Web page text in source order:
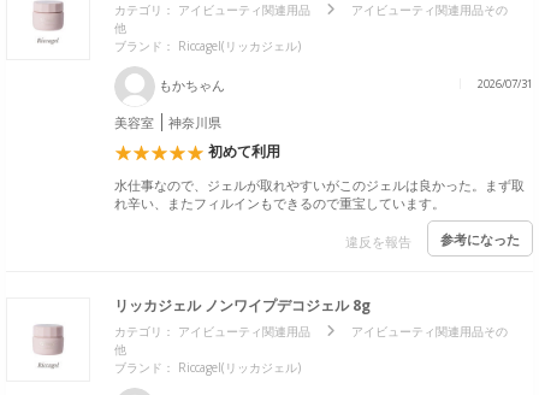
カテゴリ： アイビューティ関連用品
アイビューティ関連用品その
他
ブランド： Riccagel(リッカジェル)
もかちゃん 2026/07/31
美容室 神奈川県
初めて利用
水仕事なので、ジェルが取れやすいがこのジェルは良かった。まず取
れ辛い、またフィルインもできるので重宝しています。
違反を報告 参考になった
リッカジェル ノンワイプデコジェル 8g
カテゴリ： アイビューティ関連用品
アイビューティ関連用品その
他
ブランド： Riccagel(リッカジェル)